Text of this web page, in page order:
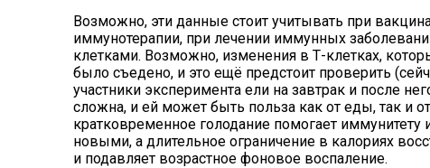
Возможно, эти данные стоит учитывать при
иммунотерапии, при лечении иммунных
клетками. Возможно, изменения в Т-клетках,
было съедено, и это ещё предстоит проверить
участники эксперимента ели на завтрак и после
сложна, и ей может быть польза как от еды, так и
кратковременное голодание помогает иммунитету
новыми, а длительное ограничение в калориях
и подавляетвозрастное фоновое воспаление.